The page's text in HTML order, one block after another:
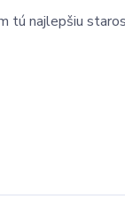
tú najlepšiu